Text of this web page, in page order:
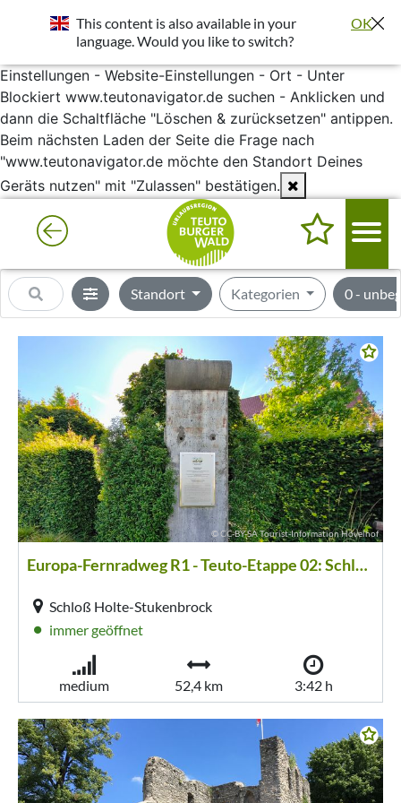
benötigt um bessere Ergebnisse in deiner Umgebung
Einstellungen - Website-Einstellungen - Ort - Unter
Blockiert www.teutonavigator.de suchen - Anklicken und
dann die Schaltfläche "Löschen & zurücksetzen" antippen.
Beim nächsten Laden der Seite die Frage nach
"www.teutonavigator.de möchte den Standort Deines
Geräts nutzen" mit "Zulassen" bestätigen.
Standort Kategorien 0 -
© CC-BY-SA Tourist-Information Hövelhof
Europa-Fernradweg R1 - Teuto-Etappe 02: Schloß Holte bis Horn
Schloß Holte-Stukenbrock
immer geöffnet
medium 52,4 km 3:42 h
This content is also available in your
language. Would you like to switch?
OK